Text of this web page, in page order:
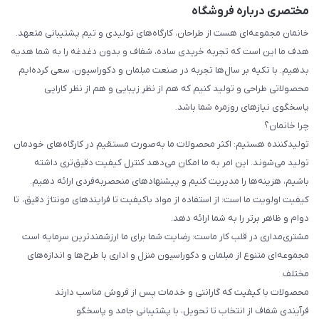
مختصری درباره فروشگاه
خانمان مجموعه‌ای هست از طراحان، کارگاه‌های تولیدی و تیم پشتیبانی متعهد.
هدف ما این است که تجربه خریدی ساده، شفاف و بدون دغدغه را به شما هدیه
بدهیم. با تکیه بر سال‌ها تجربه در صنعت مبلمان و دکوراسیون، سعی کرده‌ایم
محصولاتی طراحی و تولید کنیم که هم از نظر زیبایی و هم از نظر کارایی
پاسخگوی نیازهای روزمره شما باشد.
چرا خانمان؟
تولیدکننده هستیم: اکثر محصولات ما به‌صورت مستقیم در کارگاه‌های خودمان
تولید می‌شوند. این امر به ما امکان می‌دهد کنترل کیفیت دقیق‌تری داشته
باشیم، هزینه‌ها را مدیریت کنیم و پیشنهادهای منحصربه‌فردی ارائه دهیم.
کیفیت اولویت ما است: از استفاده از مواد باکیفیت تا فرایندهای مونتاژ دقیق، تا
دوام و ظاهر برتر را به شما ارائه دهد.
مشتری‌مداری در قلب کار ماست: رضایت شما برای ما ارزشمندترین سرمایه است
مجموعه‌ای متنوع از مبلمان و دکوراسیون منزل و اداری با طرح‌ها و اندازه‌های
مختلف
محصولات با کیفیت که گارانتی و خدمات پس از فروش مناسب دارند
فرآیندی شفاف از انتخاب تا تحویل، با پشتیبانی جامد و پاسخگو